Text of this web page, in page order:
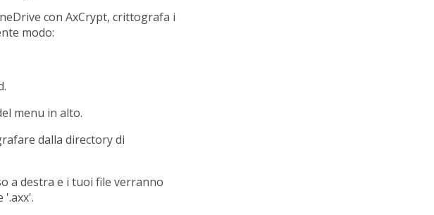
con AxCrypt, crittografa i
modo:
menu in alto.
dalla directory di
a destra e i tuoi file verranno